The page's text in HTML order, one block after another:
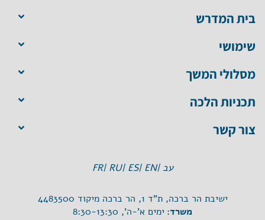
בית המדרש
שימושי
מסלולי המשך
תכניות הלכה
צור קשר
עב |EN |
ES |
RU |
FR
ישיבת הר ברכה, ת"ד 1, הר ברכה מיקוד 4483500
משרד: ימים א'-ה', 8:30-13:30